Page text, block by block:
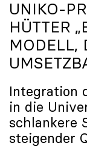
UNIKO-
HÜTTER
MODELL,
Integration
in die
schlankere
steigender